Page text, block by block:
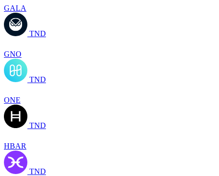
GALA
TND
GNO
TND
ONE
TND
HBAR
TND